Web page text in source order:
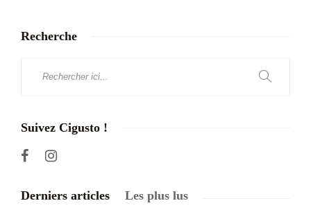
Recherche
Suivez Cigusto !
Derniers articles Les plus lus